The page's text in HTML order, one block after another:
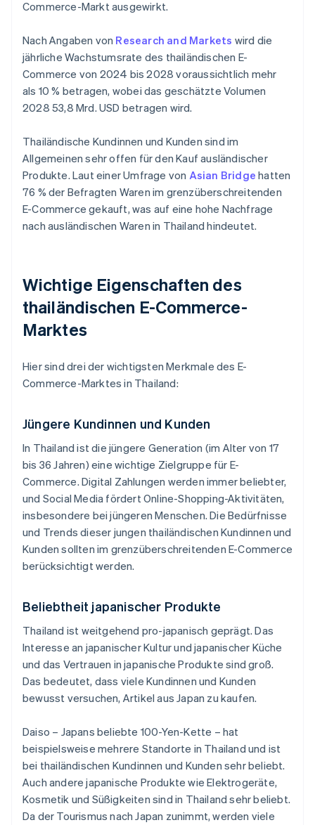
Commerce-Markt ausgewirkt.
Nach Angaben von Research and Markets wird die
jährliche Wachstumsrate des thailändischen E-
Commerce von 2024 bis 2028 voraussichtlich mehr
als 10 % betragen, wobei das geschätzte Volumen
2028 53,8 Mrd. USD betragen wird.
Thailändische Kundinnen und Kunden sind im
Allgemeinen sehr offen für den Kauf ausländischer
Produkte. Laut einer Umfrage von Asian Bridge hatten
76 % der Befragten Waren im grenzüberschreitenden
E-Commerce gekauft, was auf eine hohe Nachfrage
nach ausländischen Waren in Thailand hindeutet.
Wichtige Eigenschaften des
thailändischen E-Commerce-
Marktes
Hier sind drei der wichtigsten Merkmale des E-
Commerce-Marktes in Thailand:
Jüngere Kundinnen und Kunden
In Thailand ist die jüngere Generation (im Alter von 17
bis 36 Jahren) eine wichtige Zielgruppe für E-
Commerce. Digital Zahlungen werden immer beliebter,
und Social Media fördert Online-Shopping-Aktivitäten,
insbesondere bei jüngeren Menschen. Die Bedürfnisse
und Trends dieser jungen thailändischen Kundinnen und
Kunden sollten im grenzüberschreitenden E-Commerce
berücksichtigt werden.
Beliebtheit japanischer Produkte
Thailand ist weitgehend pro-japanisch geprägt. Das
Interesse an japanischer Kultur und japanischer Küche
und das Vertrauen in japanische Produkte sind groß.
Das bedeutet, dass viele Kundinnen und Kunden
bewusst versuchen, Artikel aus Japan zu kaufen.
Daiso – Japans beliebte 100-Yen-Kette – hat
beispielsweise mehrere Standorte in Thailand und ist
bei thailändischen Kundinnen und Kunden sehr beliebt.
Auch andere japanische Produkte wie Elektrogeräte,
Kosmetik und Süßigkeiten sind in Thailand sehr beliebt.
Da der Tourismus nach Japan zunimmt, werden viele